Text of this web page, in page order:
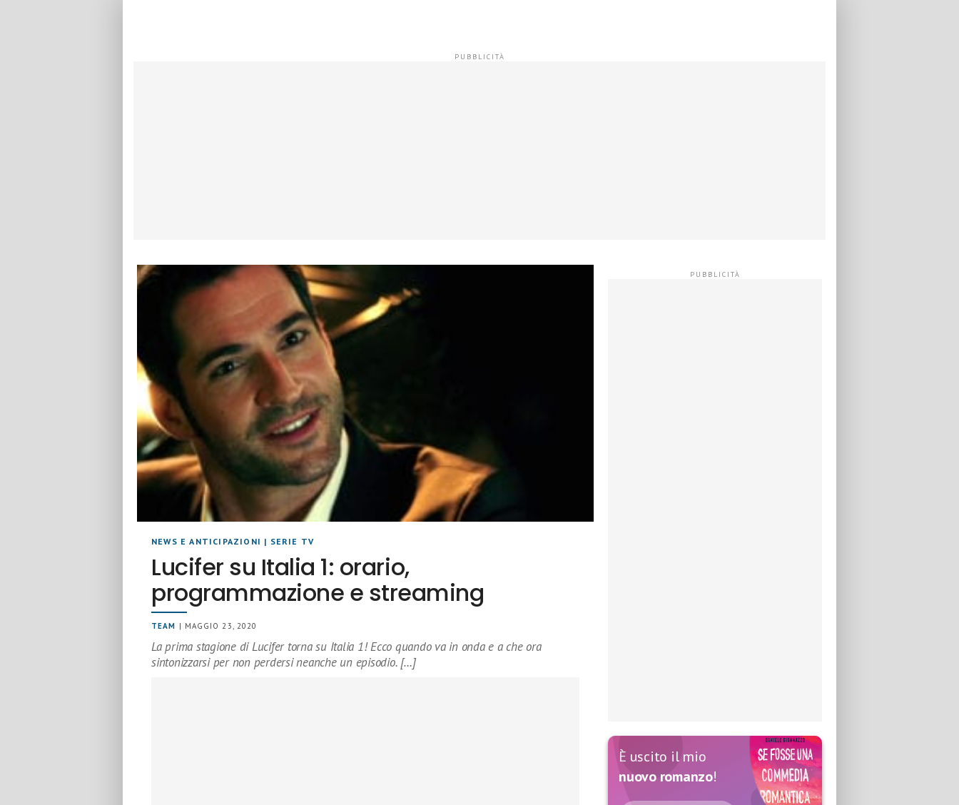
NEWS E ANTICIPAZIONI | SERIE TV
Lucifer su Italia 1: orario,
programmazione e streaming
TEAM | MAGGIO 23, 2020
La prima stagione di Lucifer torna su Italia 1! Ecco quando va in onda e a che ora
sintonizzarsi per non perdersi neanche un episodio. […]
È uscito il mio
nuovo romanzo!